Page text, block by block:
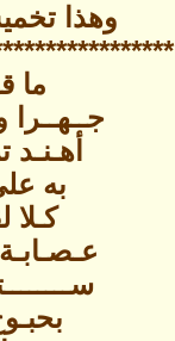
وهذا
******
ما
جــهــرا
به